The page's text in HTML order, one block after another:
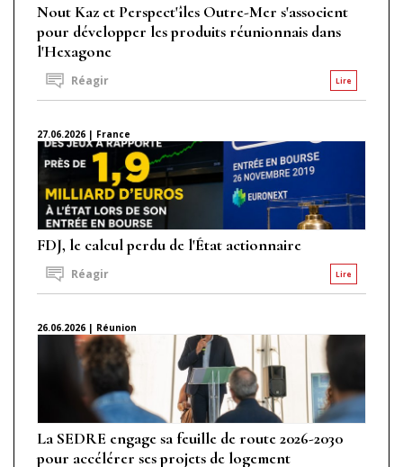
Nout Kaz et Perspect'îles Outre-Mer s'associent
pour développer les produits réunionnais dans
l'Hexagone
Lire
Réagir
27.06.2026 | France
FDJ, le calcul perdu de l'État actionnaire
Lire
Réagir
26.06.2026 | Réunion
La SEDRE engage sa feuille de route 2026-2030
pour accélérer ses projets de logement